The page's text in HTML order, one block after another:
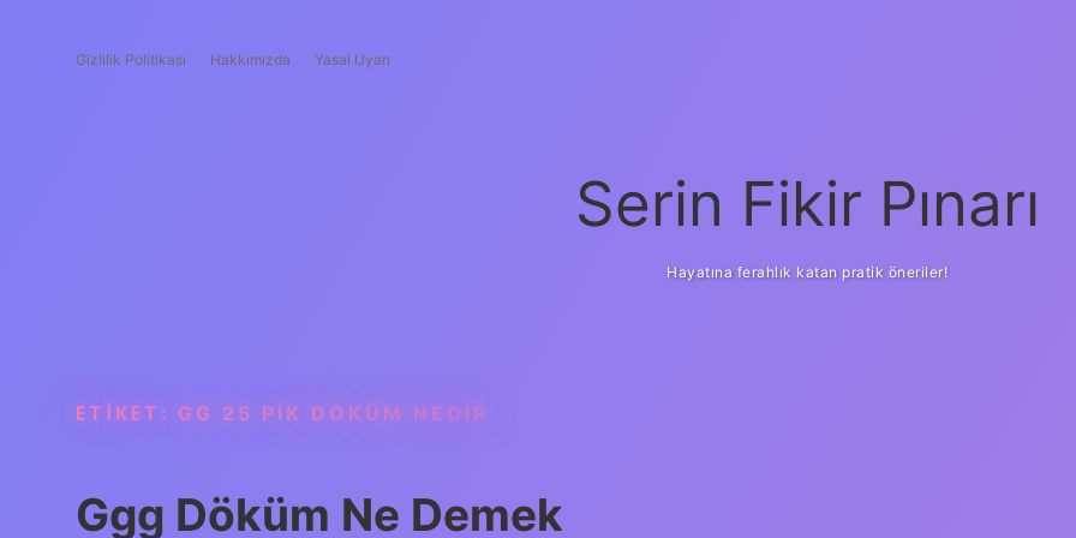
Gizlilik Politikası Hakkımızda Yasal Uyarı
Serin Fikir Pınarı
Hayatına ferahlık katan pratik öneriler!
ETIKET: GG 25 PIK DÖKÜM NEDIR
Ggg Döküm Ne Demek